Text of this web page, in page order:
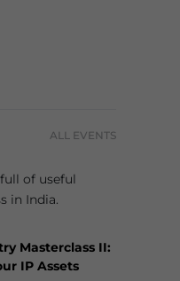
ALL EVENTS
of useful
in India.
Masterclass II:
IP Assets